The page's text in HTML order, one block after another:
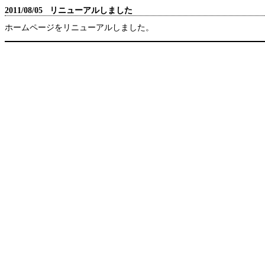
2011/08/05 リニューアルしました
ホームページをリニューアルしました。